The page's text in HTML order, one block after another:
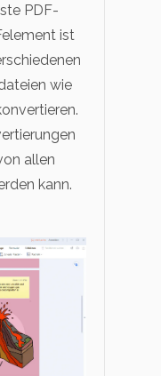
PDF-
ist
wie
allen
kann.